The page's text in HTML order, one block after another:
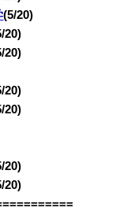
(5/20)
20)
20)
20)
20)
20)
20)